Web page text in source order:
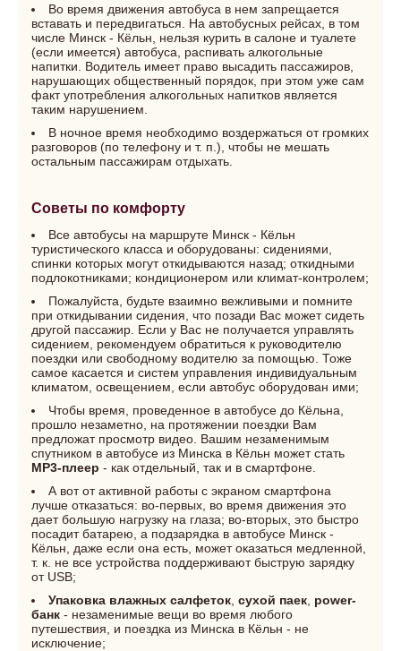
Во время движения автобуса в нем запрещается
вставать и передвигаться. На автобусных рейсах, в том
числе Минск - Кёльн, нельзя курить в салоне и туалете
(если имеется) автобуса, распивать алкогольные
напитки. Водитель имеет право высадить пассажиров,
нарушающих общественный порядок, при этом уже сам
факт употребления алкогольных напитков является
таким нарушением.
В ночное время необходимо воздержаться от громких
разговоров (по телефону и т. п.), чтобы не мешать
остальным пассажирам отдыхать.
Советы по комфорту
Все автобусы на маршруте Минск - Кёльн
туристического класса и оборудованы: сидениями,
спинки которых могут откидываются назад; откидными
подлокотниками; кондиционером или климат-контролем;
Пожалуйста, будьте взаимно вежливыми и помните
при откидывании сидения, что позади Вас может сидеть
другой пассажир. Если у Вас не получается управлять
сидением, рекомендуем обратиться к руководителю
поездки или свободному водителю за помощью. Тоже
самое касается и систем управления индивидуальным
климатом, освещением, если автобус оборудован ими;
Чтобы время, проведенное в автобусе до Кёльна,
прошло незаметно, на протяжении поездки Вам
предложат просмотр видео. Вашим незаменимым
спутником в автобусе из Минска в Кёльн может стать
MP3-плеер - как отдельный, так и в смартфоне.
А вот от активной работы с экраном смартфона
лучше отказаться: во-первых, во время движения это
дает большую нагрузку на глаза; во-вторых, это быстро
посадит батарею, а подзарядка в автобусе Минск -
Кёльн, даже если она есть, может оказаться медленной,
т. к. не все устройства поддерживают быструю зарядку
от USB;
Упаковка влажных салфеток сухой паек power-
банк - незаменимые вещи во время любого
путешествия, и поездка из Минска в Кёльн - не
исключение;